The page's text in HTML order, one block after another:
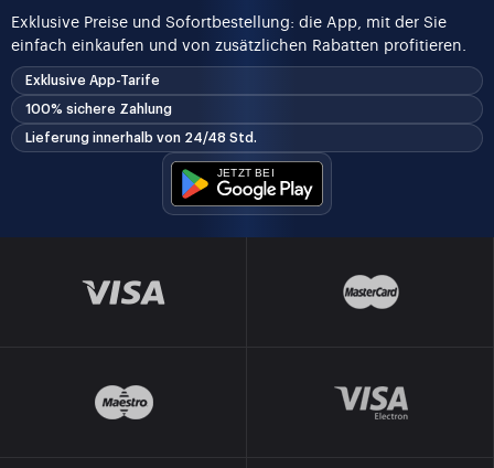
Exklusive Preise und Sofortbestellung: die App, mit der Sie
einfach einkaufen und von zusätzlichen Rabatten profitieren.
Exklusive App-Tarife
100% sichere Zahlung
Lieferung innerhalb von 24/48 Std.